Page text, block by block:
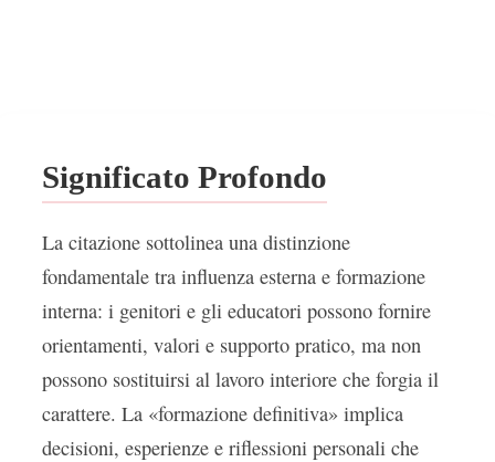
Significato Profondo
La citazione sottolinea una distinzione
fondamentale tra influenza esterna e formazione
interna: i genitori e gli educatori possono fornire
orientamenti, valori e supporto pratico, ma non
possono sostituirsi al lavoro interiore che forgia il
carattere. La «formazione definitiva» implica
decisioni, esperienze e riflessioni personali che